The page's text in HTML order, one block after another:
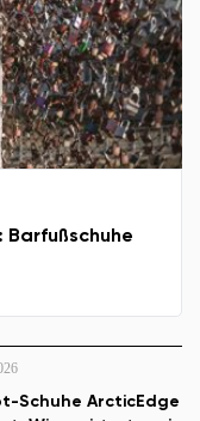
Schuhe ArcticEdge